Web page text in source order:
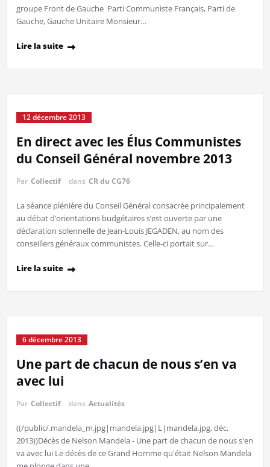
groupe Front de Gauche Parti Communiste Français, Parti de
Gauche, Gauche Unitaire Monsieur…
Lire la suite
12 décembre 2013
En direct avec les Élus Communistes
du Conseil Général novembre 2013
Par Collectif dans CR du CG76
La séance plénière du Conseil Général consacrée principalement
au débat d’orientations budgétaires s’est ouverte par une
déclaration solennelle de Jean-Louis JEGADEN, au nom des
conseillers généraux communistes. Celle-ci portait sur…
Lire la suite
6 décembre 2013
Une part de chacun de nous s’en va
avec lui
Par Collectif dans Actualités
((/public/.mandela_m.jpg|mandela.jpg|L|mandela.jpg, déc.
2013))Décès de Nelson Mandela - Une part de chacun de nous s'en
va avec lui Le décès de ce Grand Homme qu'était Nelson Mandela